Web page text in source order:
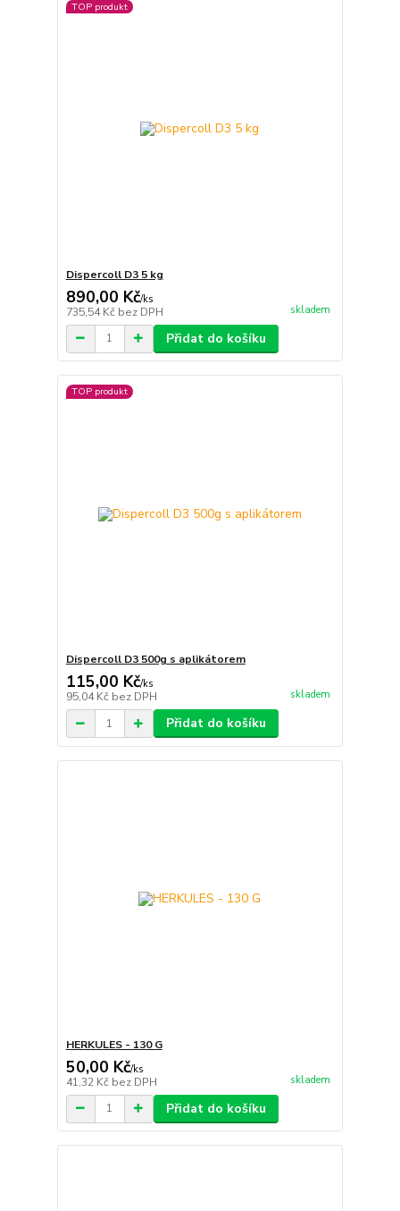
TOP produkt
Dispercoll D3 5 kg
890,00 Kč/ks
735,54 Kč bez DPH skladem
Přidat do košíku
TOP produkt
Dispercoll D3 500g s aplikátorem
115,00 Kč/ks
95,04 Kč bez DPH skladem
Přidat do košíku
HERKULES - 130 G
50,00 Kč/ks
41,32 Kč bez DPH skladem
Přidat do košíku